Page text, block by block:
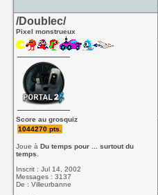
/Doublec/
Pixel monstrueux
Score au grosquiz
1044270 pts.
Joue àDu temps pour ... surtout du
temps.
Inscrit : Jul 14, 2002
Messages : 3137
De : Villeurbanne